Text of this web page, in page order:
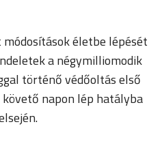
életbe lépését
a négymilliomodik
történő védőoltás első
napon lép hatályba